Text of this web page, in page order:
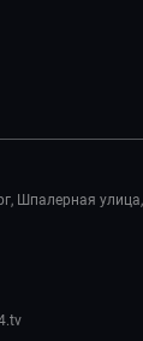
Шпалерная